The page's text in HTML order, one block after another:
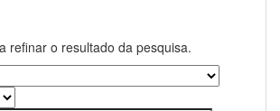
refinar o resultado da pesquisa.